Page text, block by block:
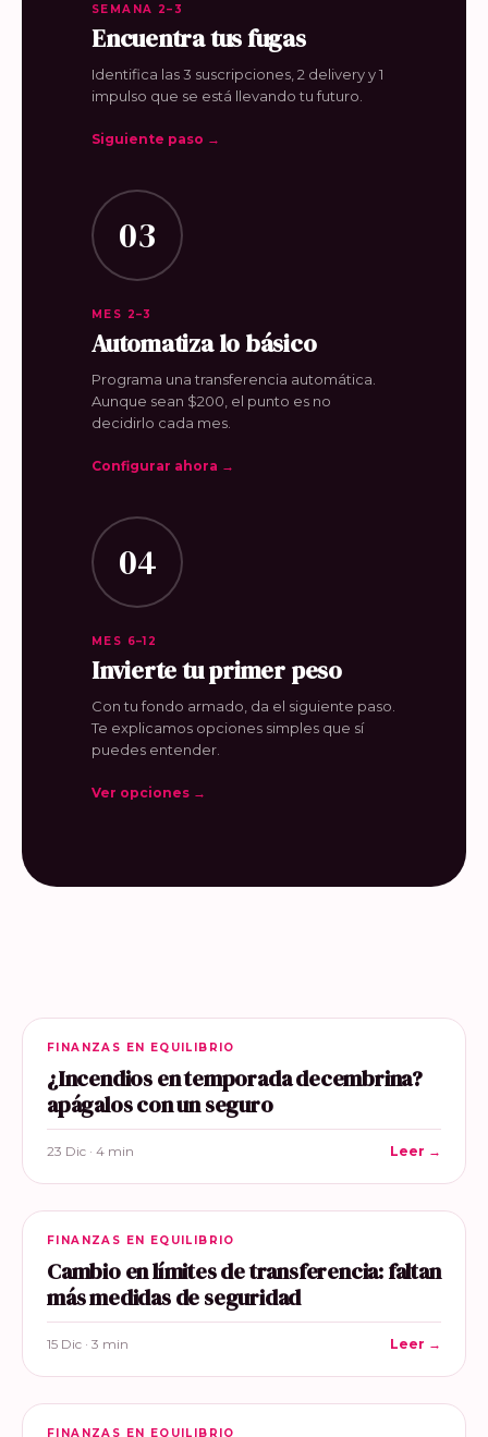
SEMANA 2–3
Encuentra tus fugas
Identifica las 3 suscripciones, 2 delivery y 1
impulso que se está llevando tu futuro.
Siguiente paso →
03
MES 2–3
Automatiza lo básico
Programa una transferencia automática.
Aunque sean $200, el punto es no
decidirlo cada mes.
Configurar ahora →
04
MES 6–12
Invierte tu primer peso
Con tu fondo armado, da el siguiente paso.
Te explicamos opciones simples que sí
puedes entender.
Ver opciones →
FINANZAS EN EQUILIBRIO
¿Incendios en temporada decembrina?
apágalos con un seguro
23 Dic · 4 min Leer →
FINANZAS EN EQUILIBRIO
Cambio en límites de transferencia: faltan
más medidas de seguridad
15 Dic · 3 min Leer →
FINANZAS EN EQUILIBRIO